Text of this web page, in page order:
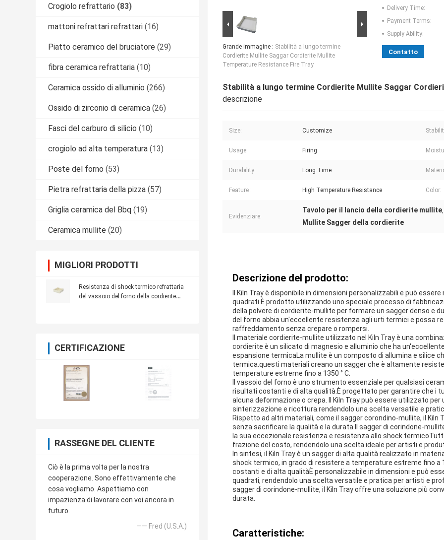
Crogiolo refrattario (83)
mattoni refrattari refrattari (16)
Piatto ceramico del bruciatore (29)
fibra ceramica refrattaria (10)
Ceramica ossido di alluminio (266)
Ossido di zirconio di ceramica (26)
Fasci del carburo di silicio (10)
crogiolo ad alta temperatura (13)
Poste del forno (53)
Pietra refrattaria della pizza (57)
Griglia ceramica del Bbq (19)
Ceramica mullite (20)
MIGLIORI PRODOTTI
Resistenza di shock termico refrattaria
del vassoio del forno della cordierite
CERTIFICAZIONE
RASSEGNE DEL CLIENTE
Ciò è la prima volta per la nostra
cooperazione. Sono effettivamente che
cosa vogliamo. Aspettiamo con
impazienza di lavorare con voi ancora in
futuro.
—— Fred (U.S.A.)
Grande immagine : Stabilità a lungo termine
Cordierite Mullite Saggar Cordierite Mullite
Temperature Resistance Fire Tray
Delivery Time:
Payment Terms:
Supply Ability:
Contatto
Stabilità a lungo termine Cordierite Mullite Saggar
descrizione
Size: Customize
Usage: Firing
Durability: Long Time
Feature : High Temperature Resistance Color:
Evidenziare:
Tavolo per il lancio della cordierite mullite,
Mullite Sagger della cordierite
Descrizione del prodotto:
Il Kiln Tray è disponibile in dimensioni personalizzabili e può
quadrati.È prodotto utilizzando uno speciale processo di
della polvere di cordierite-mullite per formare un sagger denso e
del forno abbia un'eccellente resistenza agli urti termici e possa
raffreddamento senza crepare o rompersi.
Il materiale cordierite-mullite utilizzato nel Kiln Tray è una
cordierite è un silicato di magnesio e alluminio che ha
espansione termicaLa mullite è un composto di allumina e silice
termica.questi materiali creano un sagger che è altamente
temperature estreme fino a 1350 ° C.
Il vassoio del forno è uno strumento essenziale per qualsiasi
risultati costanti e di alta qualità.È progettato per garantire che i
alcuna deformazione o crepa. Il Kiln Tray può essere utilizzato
sinterizzazione e ricottura.rendendolo una scelta versatile e
Rispetto ad altri materiali, come il sagger corondino-mullite, il
senza sacrificare la qualità e la durata.Il sagger di corindone-
la sua eccezionale resistenza e resistenza allo shock
frazione del costo, rendendolo una scelta ideale per artisti e
In sintesi, il Kiln Tray è un sagger di alta qualità realizzato in
shock termico, in grado di resistere a temperature estreme fino a
costanti e di alta qualitàÈ personalizzabile in dimensioni e può
quadrati, rendendolo una scelta versatile e pratica per artisti e
sagger di corindone-mullite, il Kiln Tray offre una soluzione più
durata.
Caratteristiche: